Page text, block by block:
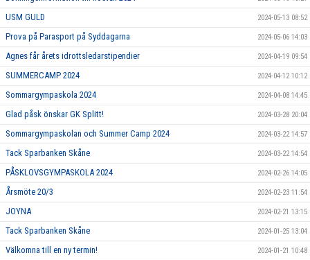
USM GULD 2024-05-13 08:52
Prova på Parasport på Syddagarna 2024-05-06 14:03
Agnes får årets idrottsledarstipendier 2024-04-19 09:54
SUMMERCAMP 2024 2024-04-12 10:12
Sommargympaskola 2024 2024-04-08 14:45
Glad påsk önskar GK Splitt! 2024-03-28 20:04
Sommargympaskolan och Summer Camp 2024 2024-03-22 14:57
Tack Sparbanken Skåne 2024-03-22 14:54
PÅSKLOVSGYMPASKOLA 2024 2024-02-26 14:05
Årsmöte 20/3 2024-02-23 11:54
JOYNA 2024-02-21 13:15
Tack Sparbanken Skåne 2024-01-25 13:04
Välkomna till en ny termin! 2024-01-21 10:48